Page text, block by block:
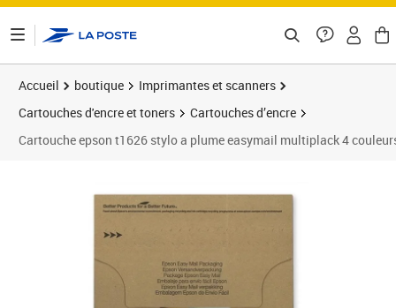
Accueil boutique
Imprimantes et scanners
Cartouches d'encre et toners
Cartouches d’encre
Cartouche epson t1626 stylo a plume easymail multiplack 4